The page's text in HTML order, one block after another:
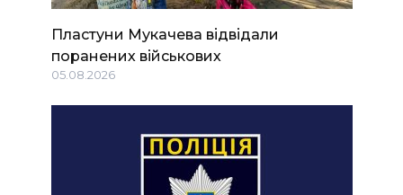
Пластуни Мукачева відвідали
поранених військових
05.08.2026